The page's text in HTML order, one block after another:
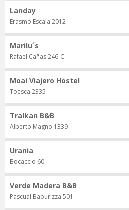
Landay
Erasmo Escala 2012
Marilu´s
Rafael Cañas 246-C
Moai Viajero Hostel
Toesca 2335
Tralkan B&B
Alberto Magno 1339
Urania
Bocaccio 60
Verde Madera B&B
Pascual Baburizza 501